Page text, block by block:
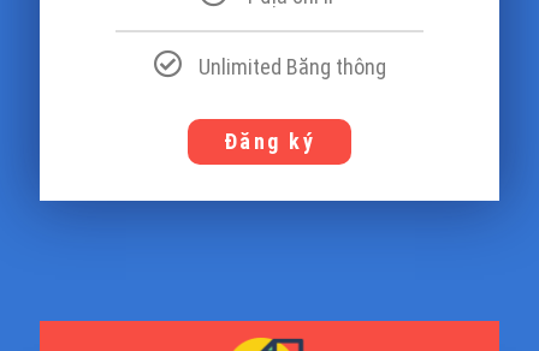
Unlimited Băng thông
Đăng ký